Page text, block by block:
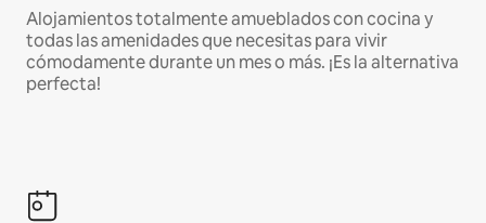
Alojamientos totalmente amueblados con cocina y
todas las amenidades que necesitas para vivir
cómodamente durante un mes o más. ¡Es la alternativa
perfecta!